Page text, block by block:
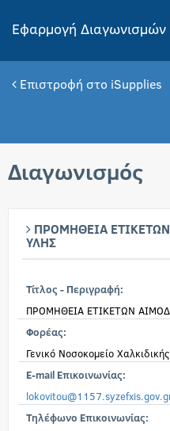
Εφαρμογή Διαγωνισμών
Επιστροφή στο iSupplies
Διαγωνισμός
ΠΡΟΜΗΘΕΙΑ
ΥΛΗΣ
Τίτλος - Περιγραφή:
ΠΡΟΜΗΘΕΙΑ ΕΤΙΚΕΤΩΝ
Φορέας:
Γενικό Νοσοκομείο Χαλκιδικής
E-mail Επικοινωνίας:
Τηλέφωνο Επικοινωνίας: